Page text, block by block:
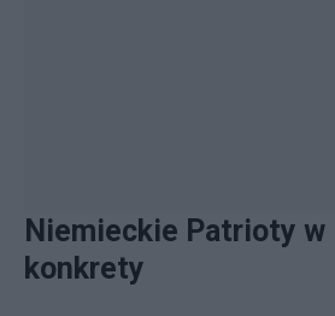
Niemieckie Patrioty w
konkrety